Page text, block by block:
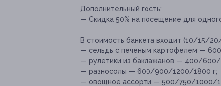
Дополнительный гость:
— Скидка 50% на посещение для
В стоимость банкета входит (10/15/
— сельдь с печеным картофелем —
— рулетики из баклажанов — 400/
— разносолы — 600/900/1200/1800 г;
— овощное ассорти — 500/750/1000/